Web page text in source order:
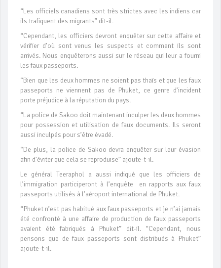
“Les officiels canadiens sont très strictes avec les indiens car
ils trafiquent des migrants” dit-il.
“Cependant, les officiers devront enquêter sur cette affaire et
vérifier d’où sont venus les suspects et comment ils sont
arrivés. Nous enquêterons aussi sur le réseau qui leur a fourni
les faux passeports.
“Bien que les deux hommes ne soient pas thaïs et que les faux
passeports ne viennent pas de Phuket, ce genre d’incident
porte préjudice à la réputation du pays.
“La police de Sakoo doit maintenant inculper les deux hommes
pour possession et utilisation de faux documents. Ils seront
aussi inculpés pour s’être évadé.
“De plus, la police de Sakoo devra enquêter sur leur évasion
afin d’éviter que cela se reproduise” ajoute-t-il.
Le général Teeraphol a aussi indiqué que les officiers de
l’immigration participeront à l’enquête en rapports aux faux
passeports utilisés à l’aéroport international de Phuket.
“Phuket n’est pas habitué aux faux passeports et je n’ai jamais
été confronté à une affaire de production de faux passeports
avaient été fabriqués à Phuket” dit-il. “Cependant, nous
pensons que de faux passeports sont distribués à Phuket”
ajoute-t-il.